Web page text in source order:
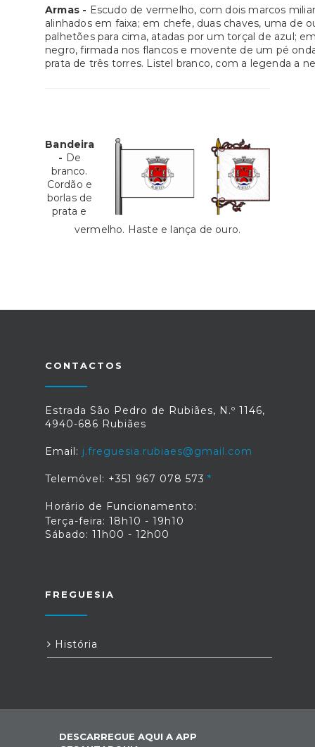
Armas - Escudo de vermelho, com dois marcos
alinhados em faixa; em chefe, duas chaves, uma de
palhetões para cima, atadas por um torçal de azul;
negro, firmada nos flancos e movente de um pé
prata de três torres. Listel branco, com a legenda a
Bandeira
- De
branco.
Cordão e
borlas de
prata e
vermelho. Haste e lança de ouro.
CONTACTOS
Estrada São Pedro de Rubiães, N.º 1146,
4940-686 Rubiães
Email: j.freguesia.rubiaes@gmail.com
Telemóvel: +351 967 078 573
Horário de Funcionamento:
Terça-feira: 18h10 - 19h10
Sábado: 11h00 - 12h00
FREGUESIA
História
DESCARREGUE AQUI A APP